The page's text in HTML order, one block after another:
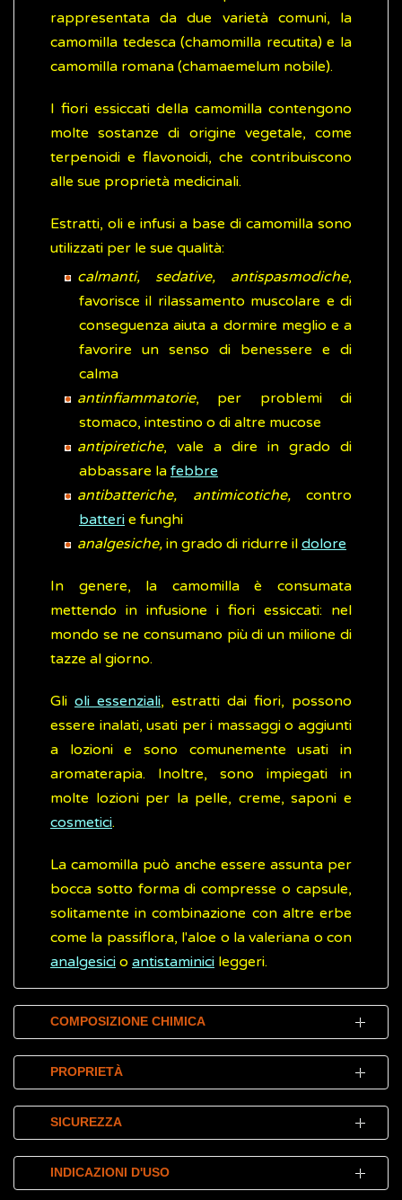
rappresentata da due varietà comuni, la
camomilla tedesca (chamomilla recutita) e la
camomilla romana (chamaemelum nobile).
I fiori essiccati della camomilla contengono
molte sostanze di origine vegetale, come
terpenoidi e flavonoidi, che contribuiscono
alle sue proprietà medicinali.
Estratti, oli e infusi a base di camomilla sono
utilizzati per le sue qualità:
calmanti, sedative, antispasmodiche,
favorisce il rilassamento muscolare e di
conseguenza aiuta a dormire meglio e a
favorire un senso di benessere e di
calma
antinfiammatorie, per problemi di
stomaco, intestino o di altre mucose
antipiretiche, vale a dire in grado di
abbassare la febbre
antibatteriche, antimicotiche, contro
batteri e funghi
analgesiche, in grado di ridurre il dolore
In genere, la camomilla è consumata
mettendo in infusione i fiori essiccati: nel
mondo se ne consumano più di un milione di
tazze al giorno.
Gli oli essenziali, estratti dai fiori, possono
essere inalati, usati per i massaggi o aggiunti
a lozioni e sono comunemente usati in
aromaterapia. Inoltre, sono impiegati in
molte lozioni per la pelle, creme, saponi e
cosmetici.
La camomilla può anche essere assunta per
bocca sotto forma di compresse o capsule,
solitamente in combinazione con altre erbe
come la passiflora, l'aloe o la valeriana o con
analgesici o antistaminici leggeri.
COMPOSIZIONE CHIMICA
Gli effetti benefici della camomilla sono
legati alla presenza di diversi flavonoidi
contenuti nella sua parte centrale
(apigenina, luteolina) e di derivati ​​flavonolici
(quercetina, patuletina).
PROPRIETÀ
Tradizionalmente, la camomilla è stata usata
per secoli come medicina antinfiammatoria,
antiossidante, leggermente astringente e
sedativa.
SICUREZZA
Gli effetti indesiderati (effetti collaterali)
sono rari e l'uso della camomilla è
INDICAZIONI D'USO